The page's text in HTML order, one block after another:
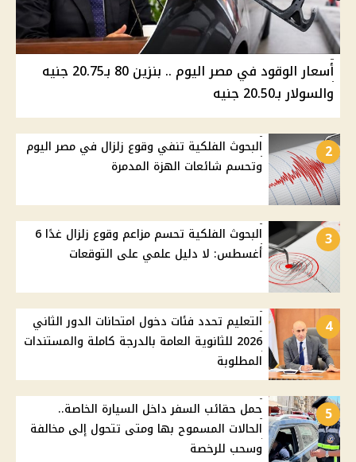
أسعار الوقود في مصر اليوم .. بنزين 80 بـ20.75 جنيه
والسولار بـ20.50 جنيه
2
البحوث الفلكية تنفي وقوع زلزال في مصر اليوم
وتحسم شائعات الهزة المدمرة
3
البحوث الفلكية تحسم مزاعم وقوع زلزال غدًا 6
أغسطس: لا دليل علمي على التوقعات
4
التعليم تحدد فئات دخول امتحانات الدور الثاني
2026 للثانوية العامة بالدرجة كاملة والمستندات
المطلوبة
5
حمل حقائب السفر داخل السيارة الخاصة..
الحالات المسموح بها ومتى تتحول إلى مخالفة
وسحب للرخصة